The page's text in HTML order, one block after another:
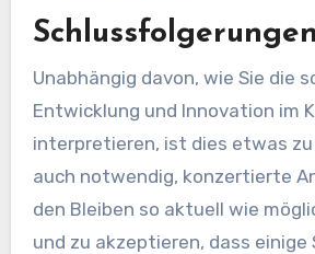
Schlussfolgerungen
Unabhängig davon, wie Sie die
Entwicklung und Innovation im
interpretieren, ist dies etwas zu
auch notwendig, konzertierte
den Bleiben so aktuell wie
und zu akzeptieren, dass